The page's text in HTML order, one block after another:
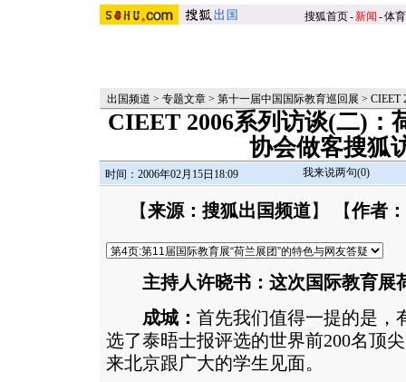
搜狐首页-新闻 -体育
出国频道 > 专题文章 > 第十一届中国国际教育巡回展 > CIEET
CIEET 2006系列访谈(二)：
协会做客搜狐
时间：2006年02月15日18:09 我来说两句(0)
【来源：搜狐出国频道】 【作者
主持人许晓书：这次国际教育展
成城： 首先我们值得一提的是，
选了泰晤士报评选的世界前200名顶
来北京跟广大的学生见面。